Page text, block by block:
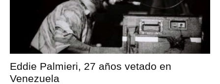
Eddie Palmieri, 27 años vetado en
Venezuela